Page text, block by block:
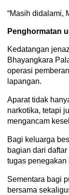
“Masih didalami,
Penghormatan
Kedatangan
Bhayangkara
operasi
lapangan.
Aparat tidak
narkotika, tetapi
mengancam
Bagi keluarga
bagian dari
tugas penegakan
Sementara bagi
bersama